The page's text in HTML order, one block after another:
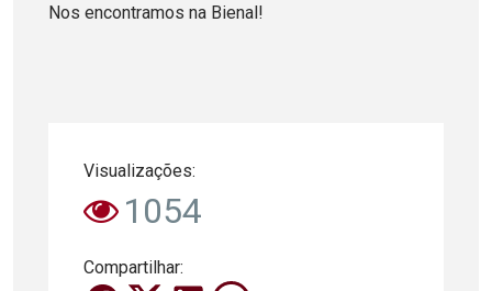
Nos encontramos na Bienal!
Visualizações:
1054
Compartilhar: